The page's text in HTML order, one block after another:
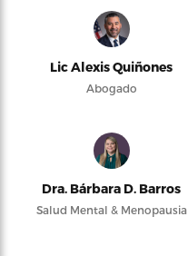
Lic Alexis Quiñones
Abogado
Dra. Bárbara D. Barros
Salud Mental & Menopausia